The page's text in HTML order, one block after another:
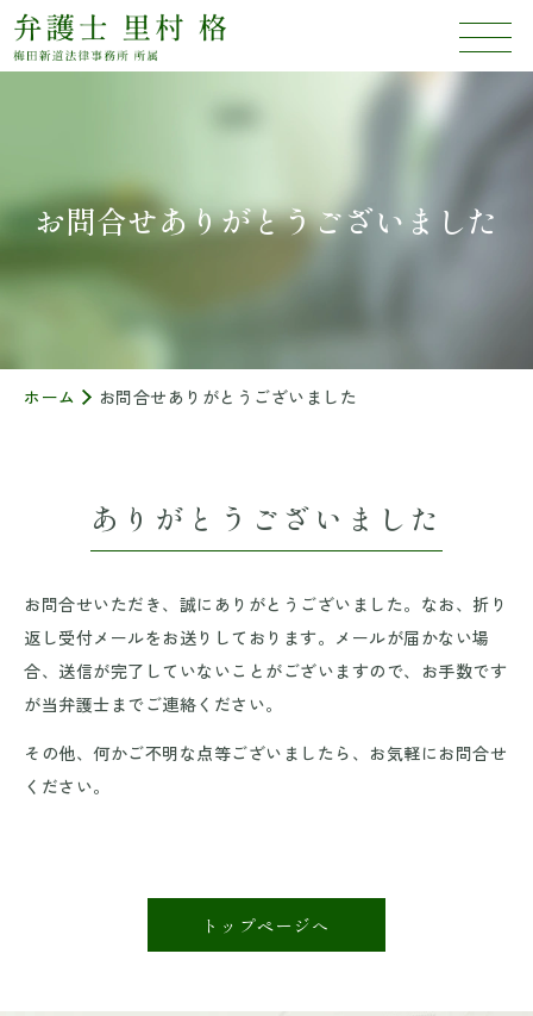
お問合せありがとうございました
ホーム お問合せありがとうございました
ありがとうございました
お問合せいただき、誠にありがとうございました。なお、折り
返し受付メールをお送りしております。メールが届かない場
合、送信が完了していないことがございますので、お手数です
が当弁護士までご連絡ください。
その他、何かご不明な点等ございましたら、お気軽にお問合せ
ください。
トップページへ